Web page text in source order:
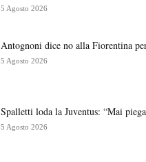
5 Agosto 2026
Antognoni dice no alla Fiorentina
5 Agosto 2026
Spalletti loda la Juventus: “Mai
5 Agosto 2026